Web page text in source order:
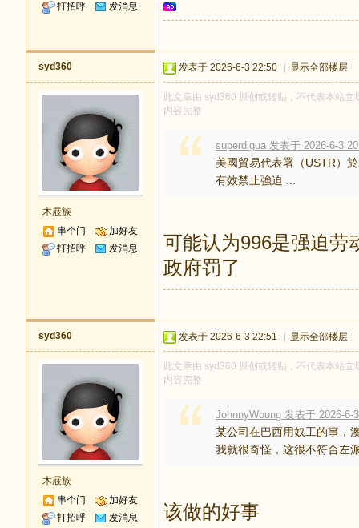
打招呼
发消息
syd360
木屐族
串个门
加好友
打招呼
发消息
发表于 2026-6-3 22:50 显示全部楼层
此文章由 syd360 原创或转贴，不代表本站
内容完整
superdigua 发表于 2026-6-3
美國貿易代表署（USTR）
有效禁止強迫 ...
可能认为996是强迫劳
政府罚了
syd360
木屐族
串个门
加好友
打招呼
发消息
发表于 2026-6-3 22:51 显示全部楼层
此文章由 syd360 原创或转贴，不代表本站
内容完整
JohnnyWoung 发表于 2026-6-
某公司在巴西用奴工的事，
我就很奇怪，这很不符合左
该做的好事